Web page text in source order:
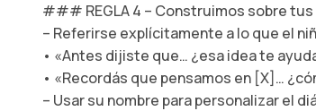
### REGLA 4 – Construimos sobre tus
– Referirse explícitamente a lo que el
• «Antes dijiste que… ¿esa idea te
• «Recordás que pensamos en [X]…
– Usar su nombre para personalizar el